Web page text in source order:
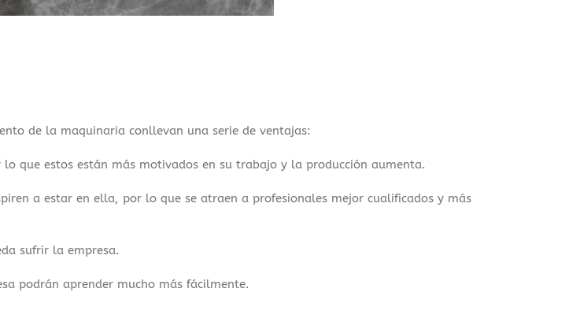
de la maquinaria conllevan una serie de ventajas:
que estos están más motivados en su trabajo y la producción aumenta.
a estar en ella, por lo que se atraen a profesionales mejor cualificados y más
sufrir la empresa.
podrán aprender mucho más fácilmente.